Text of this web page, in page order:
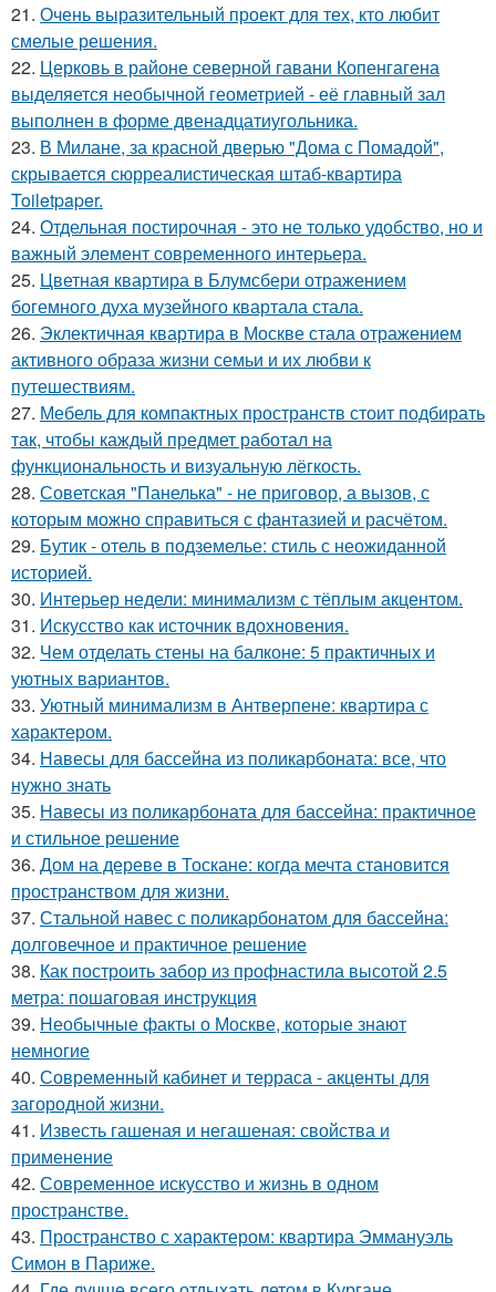
21. Очень выразительный проект для тех, кто любит
смелые решения.
22. Церковь в районе северной гавани Копенгагена
выделяется необычной геометрией - её главный зал
выполнен в форме двенадцатиугольника.
23. В Милане, за красной дверью "Дома с Помадой",
скрывается сюрреалистическая штаб-квартира
Toiletpaper.
24. Отдельная постирочная - это не только удобство, но и
важный элемент современного интерьера.
25. Цветная квартира в Блумсбери отражением
богемного духа музейного квартала стала.
26. Эклектичная квартира в Москве стала отражением
активного образа жизни семьи и их любви к
путешествиям.
27. Мебель для компактных пространств стоит подбирать
так, чтобы каждый предмет работал на
функциональность и визуальную лёгкость.
28. Советская "Панелька" - не приговор, а вызов, с
которым можно справиться с фантазией и расчётом.
29. Бутик - отель в подземелье: стиль с неожиданной
историей.
30. Интерьер недели: минимализм с тёплым акцентом.
31. Искусство как источник вдохновения.
32. Чем отделать стены на балконе: 5 практичных и
уютных вариантов.
33. Уютный минимализм в Антверпене: квартира с
характером.
34. Навесы для бассейна из поликарбоната: все, что
нужно знать
35. Навесы из поликарбоната для бассейна: практичное
и стильное решение
36. Дом на дереве в Тоскане: когда мечта становится
пространством для жизни.
37. Стальной навес с поликарбонатом для бассейна:
долговечное и практичное решение
38. Как построить забор из профнастила высотой 2.5
метра: пошаговая инструкция
39. Необычные факты о Москве, которые знают
немногие
40. Современный кабинет и терраса - акценты для
загородной жизни.
41. Известь гашеная и негашеная: свойства и
применение
42. Современное искусство и жизнь в одном
пространстве.
43. Пространство с характером: квартира Эммануэль
Симон в Париже.